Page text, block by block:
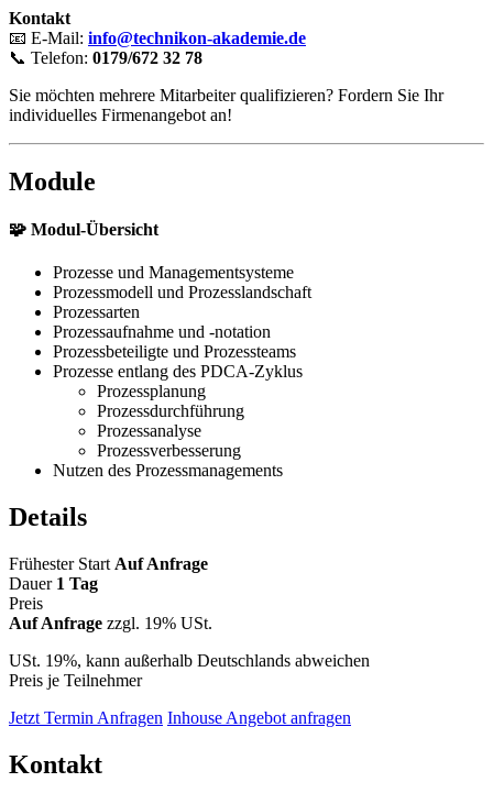
Kontakt
📧 E-Mail: info@technikon-akademie.de
📞 Telefon: 0179/672 32 78
Sie möchten mehrere Mitarbeiter qualifizieren? Fordern Sie Ihr
individuelles Firmenangebot an!
Module
🧩 Modul-Übersicht
Prozesse und Managementsysteme
Prozessmodell und Prozesslandschaft
Prozessarten
Prozessaufnahme und -notation
Prozessbeteiligte und Prozessteams
Prozesse entlang des PDCA-Zyklus
Prozessplanung
Prozessdurchführung
Prozessanalyse
Prozessverbesserung
Nutzen des Prozessmanagements
Details
Frühester Start Auf Anfrage
Dauer 1 Tag
Preis
Auf Anfrage zzgl. 19% USt.
USt. 19%, kann außerhalb Deutschlands abweichen
Preis je Teilnehmer
Jetzt Termin Anfragen Inhouse Angebot anfragen
Kontakt